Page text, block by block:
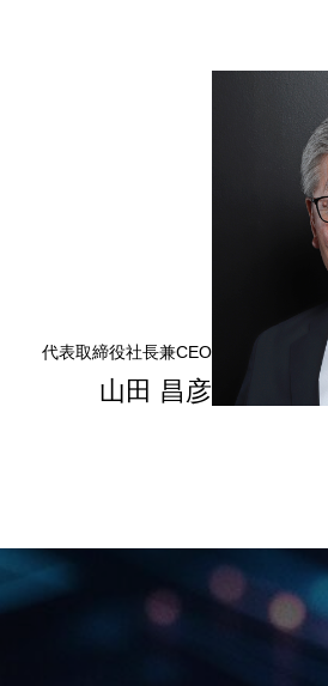
代表取締役社長兼CEO
山田 昌彦